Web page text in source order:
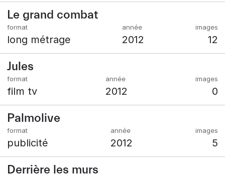
Le grand combat
long métrage 2012 12
Jules
film tv 2012 0
Palmolive
publicité 2012 5
Derrière les murs